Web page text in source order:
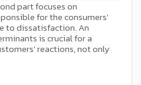
part focuses on
for the consumers'
to dissatisfaction. An
is crucial for a
reactions, not only